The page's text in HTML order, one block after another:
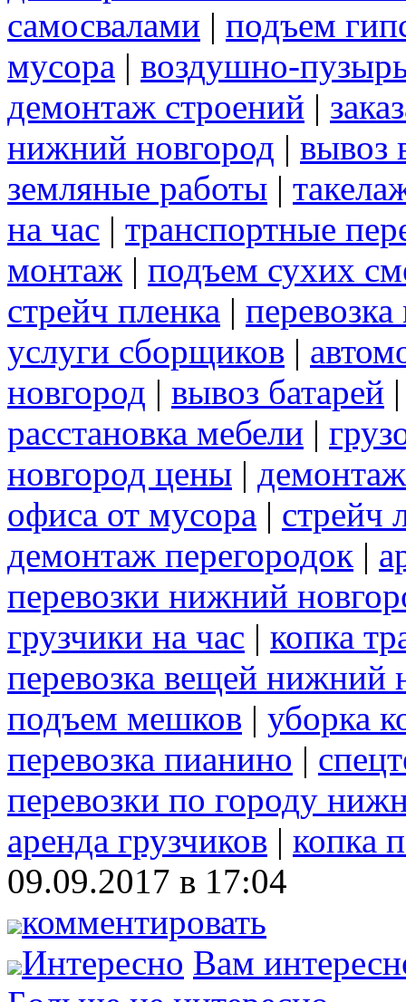
самосвалами | подъем
мусора | воздушно-
демонтаж строений |
нижний новгород | вывоз
земляные работы |
на час | транспортные
монтаж | подъем сухих
стрейч пленка |
услуги сборщиков |
новгород | вывоз батарей
расстановка мебели |
новгород цены | демонтаж
офиса от мусора | стрейч
демонтаж перегородок |
перевозки нижний
грузчики на час | копка
перевозка вещей нижний
подъем мешков | уборка
перевозка пианино |
перевозки по городу
аренда грузчиков | копка
09.09.2017 в 17:04
комментировать
Интересно Вам